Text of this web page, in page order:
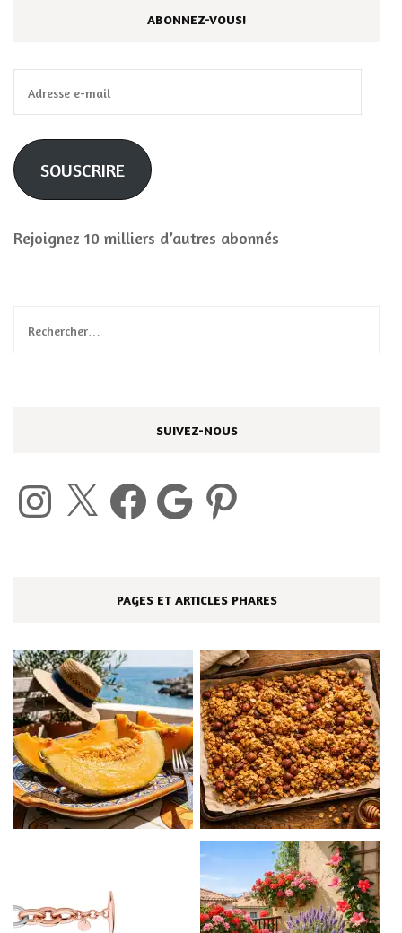
ABONNEZ-VOUS!
e-
mail
SOUSCRIRE
Rejoignez 10 milliers d’autres abonnés
Rechercher :
SUIVEZ-NOUS
Instagram Facebook Google Pinterest
PAGES ET ARTICLES PHARES